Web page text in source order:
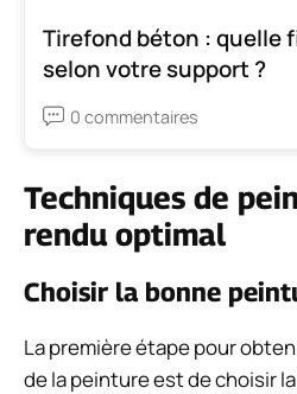
Tirefond béton : quelle
selon votre support ?
0 commentaires
Techniques de
rendu optimal
Choisir la bonne
La première étape pour
de la peinture est de choisir